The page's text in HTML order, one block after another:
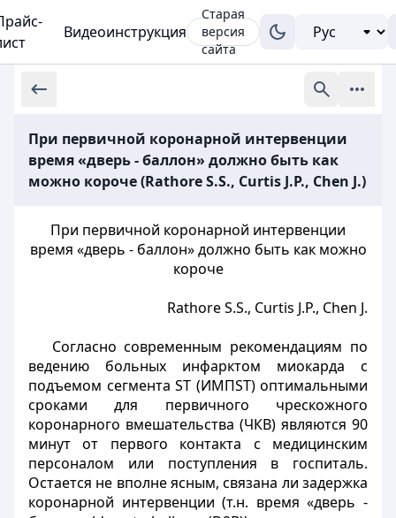
Видеоинструкция
Старая
версия
сайта
При первичной коронарной интервенции
время «дверь - баллон» должно быть как
можно короче (Rathore S.S., Curtis J.P., Chen J.)
При первичной коронарной интервенции
время «дверь - баллон» должно быть как можно
короче
Rathore S.S., Curtis J.P., Chen J.
Согласно современным рекомендациям по
ведению больных инфарктом миокарда с
подъемом сегмента ST (ИМПST) оптимальными
сроками для первичного чрескожного
коронарного вмешательства (ЧКВ) являются 90
минут от первого контакта с медицинским
персоналом или поступления в госпиталь.
Остается не вполне ясным, связана ли задержка
коронарной интервенции (т.н. время «дверь -